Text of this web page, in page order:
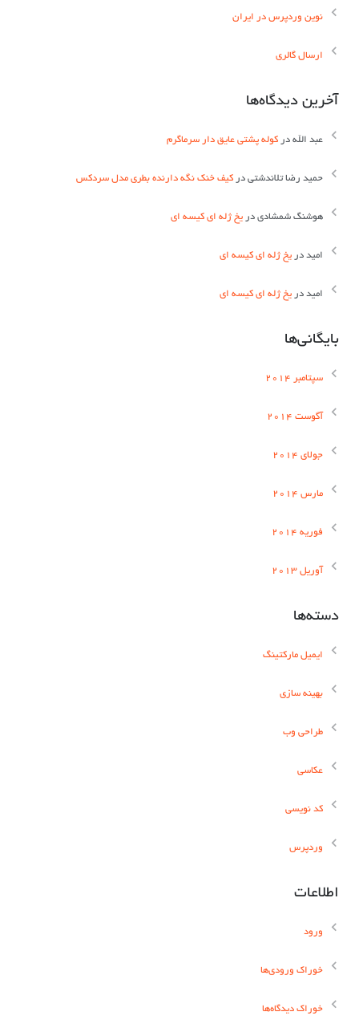
نوین وردپرس در ایران
ارسال گالری
آخرین دیدگاه‌ها
عبد الله در کوله پشتی عایق دار سرماگرم
حمید رضا تلاندشتی در کیف خنک نگه دارنده بطری مدل سردکس
هوشنگ شمشادی در یخ ژله ای کیسه ای
اميد در یخ ژله ای کیسه ای
اميد در یخ ژله ای کیسه ای
بایگانی‌ها
سپتامبر 2014
آگوست 2014
جولای 2014
مارس 2014
فوریه 2014
آوریل 2013
دسته‌ها
ایمیل مارکتینگ
بهینه سازی
طراحی وب
عکاسی
کد نویسی
وردپرس
اطلاعات
ورود
خوراک ورودی‌ها
خوراک دیدگاه‌ها